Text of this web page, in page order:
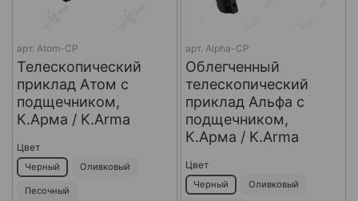
арт. Atom-CP
Телескопический
приклад Атом с
подщечником,
К.Арма / K.Arma
Цвет
Черный Оливковый
Песочный
арт. Alpha-CP
Облегченный
телескопический
приклад Альфа с
подщечником,
К.Арма / K.Arma
Цвет
Черный Оливковый